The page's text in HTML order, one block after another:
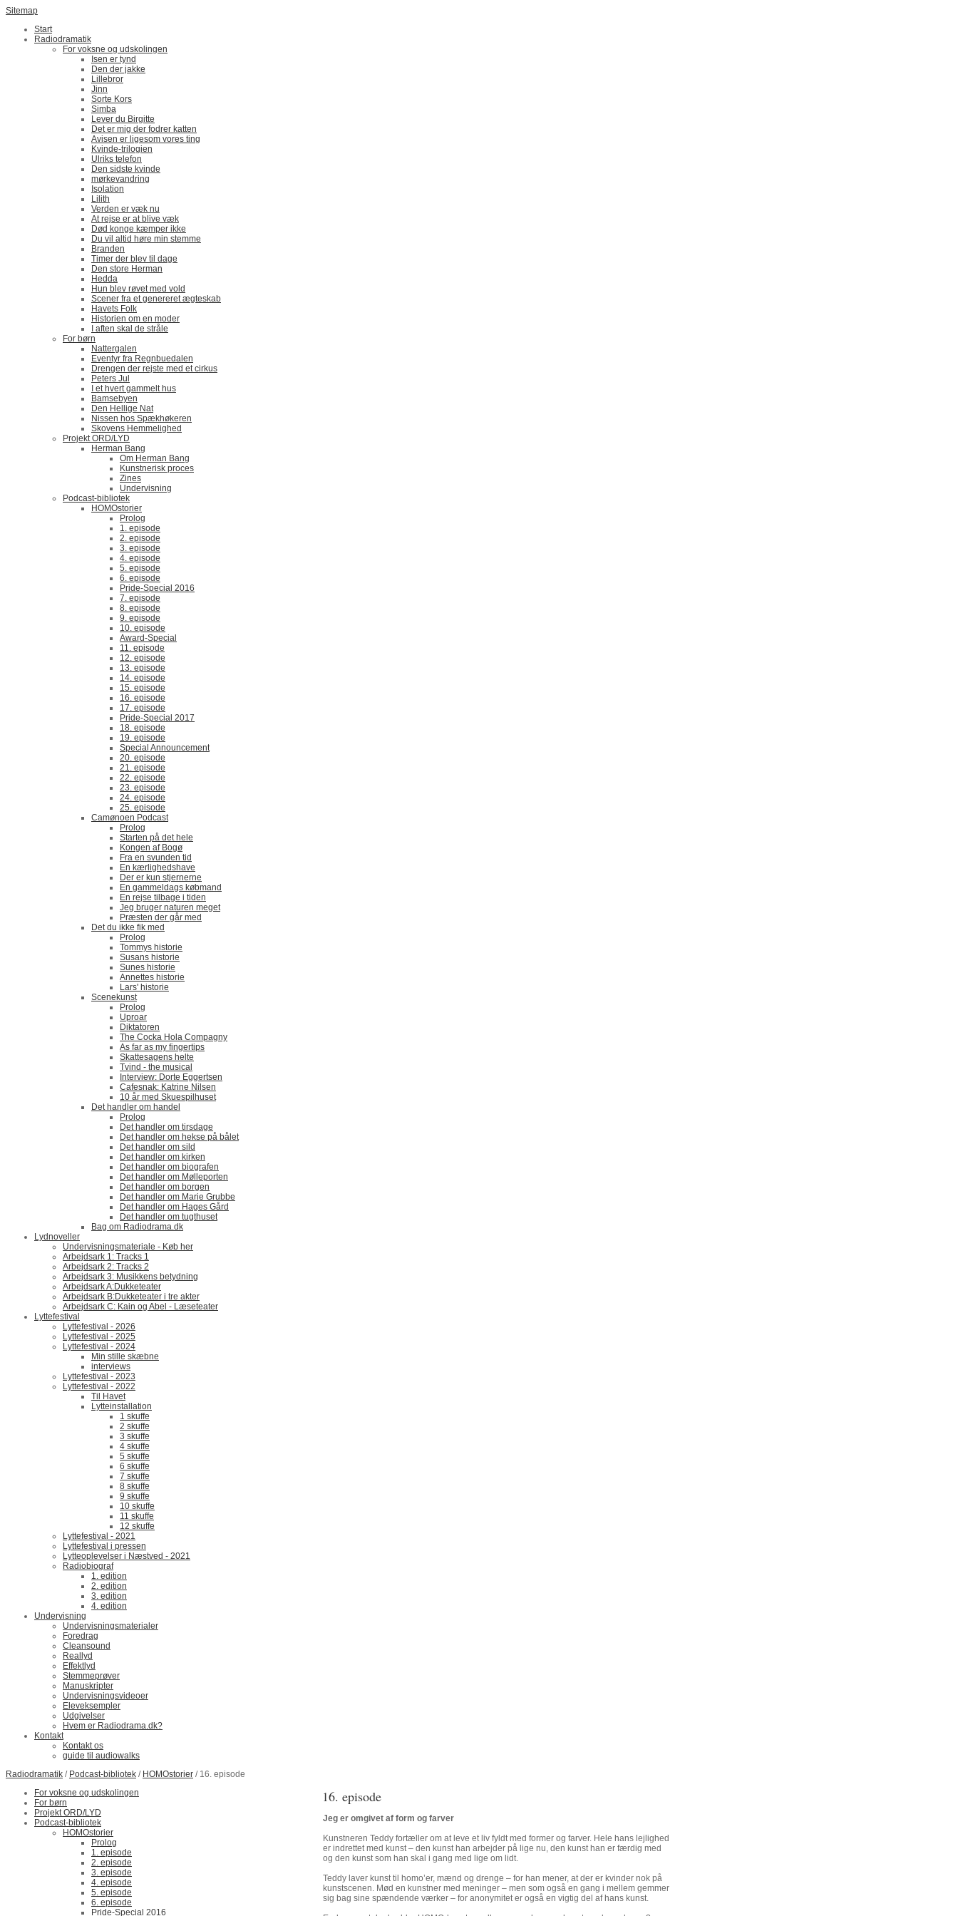
Sitemap
Start
Radiodramatik
For voksne og udskolingen
Isen er tynd
Den der jakke
Lillebror
Jinn
Sorte Kors
Simba
Lever du Birgitte
Det er mig der fodrer katten
Avisen er ligesom vores ting
Kvinde-trilogien
Ulriks telefon
Den sidste kvinde
mørkevandring
Isolation
Lilith
Verden er væk nu
At rejse er at blive væk
Død konge kæmper ikke
Du vil altid høre min stemme
Branden
Timer der blev til dage
Den store Herman
Hedda
Hun blev røvet med vold
Scener fra et genereret ægteskab
Havets Folk
Historien om en moder
I aften skal de stråle
For børn
Nattergalen
Eventyr fra Regnbuedalen
Drengen der rejste med et cirkus
Peters Jul
I et hvert gammelt hus
Bamsebyen
Den Hellige Nat
Nissen hos Spækhøkeren
Skovens Hemmelighed
Projekt ORD/LYD
Herman Bang
Om Herman Bang
Kunstnerisk proces
Zines
Undervisning
Podcast-bibliotek
HOMOstorier
Prolog
1. episode
2. episode
3. episode
4. episode
5. episode
6. episode
Pride-Special 2016
7. episode
8. episode
9. episode
10. episode
Award-Special
11. episode
12. episode
13. episode
14. episode
15. episode
16. episode
17. episode
Pride-Special 2017
18. episode
19. episode
Special Announcement
20. episode
21. episode
22. episode
23. episode
24. episode
25. episode
Camønoen Podcast
Prolog
Starten på det hele
Kongen af Bogø
Fra en svunden tid
En kærlighedshave
Der er kun stjernerne
En gammeldags købmand
En rejse tilbage i tiden
Jeg bruger naturen meget
Præsten der går med
Det du ikke fik med
Prolog
Tommys historie
Susans historie
Sunes historie
Annettes historie
Lars' historie
Scenekunst
Prolog
Uproar
Diktatoren
The Cocka Hola Compagny
As far as my fingertips
Skattesagens helte
Tvind - the musical
Interview: Dorte Eggertsen
Cafesnak: Katrine Nilsen
10 år med Skuespilhuset
Det handler om handel
Prolog
Det handler om tirsdage
Det handler om hekse på bålet
Det handler om sild
Det handler om kirken
Det handler om biografen
Det handler om Mølleporten
Det handler om borgen
Det handler om Marie Grubbe
Det handler om Hages Gård
Det handler om tugthuset
Bag om Radiodrama.dk
Lydnoveller
Undervisningsmateriale - Køb her
Arbejdsark 1: Tracks 1
Arbejdsark 2: Tracks 2
Arbejdsark 3: Musikkens betydning
Arbejdsark A:Dukketeater
Arbejdsark B:Dukketeater i tre akter
Arbejdsark C: Kain og Abel - Læseteater
Lyttefestival
Lyttefestival - 2026
Lyttefestival - 2025
Lyttefestival - 2024
Min stille skæbne
interviews
Lyttefestival - 2023
Lyttefestival - 2022
Til Havet
Lytteinstallation
1 skuffe
2 skuffe
3 skuffe
4 skuffe
5 skuffe
6 skuffe
7 skuffe
8 skuffe
9 skuffe
10 skuffe
11 skuffe
12 skuffe
Lyttefestival - 2021
Lyttefestival i pressen
Lytteoplevelser i Næstved - 2021
Radiobiograf
1. edition
2. edition
3. edition
4. edition
Undervisning
Undervisningsmaterialer
Foredrag
Cleansound
Reallyd
Effektlyd
Stemmeprøver
Manuskripter
Undervisningsvideoer
Eleveksempler
Udgivelser
Hvem er Radiodrama.dk?
Kontakt
Kontakt os
guide til audiowalks
Radiodramatik / Podcast-bibliotek / HOMOstorier / 16. episode
For voksne og udskolingen
For børn
Projekt ORD/LYD
Podcast-bibliotek
HOMOstorier
Prolog
1. episode
2. episode
3. episode
4. episode
5. episode
6. episode
Pride-Special 2016
16. episode
Jeg er omgivet af form og farver
Kunstneren Teddy fortæller om at leve et liv fyldt med former og farver. Hele hans lejlighed
er indrettet med kunst – den kunst han arbejder på lige nu, den kunst han er færdig med
og den kunst som han skal i gang med lige om lidt.
Teddy laver kunst til homo’er, mænd og drenge – for han mener, at der er kvinder nok på
kunstscenen. Mød en kunstner med meninger – men som også en gang i mellem gemmer
sig bag sine spændende værker – for anonymitet er også en vigtig del af hans kunst.